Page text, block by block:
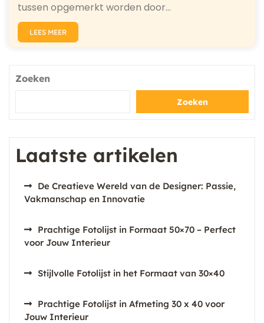
tussen opgemerkt worden door…
LEES MEER
Zoeken
Zoeken
Laatste artikelen
De Creatieve Wereld van de Designer: Passie,
Vakmanschap en Innovatie
Prachtige Fotolijst in Formaat 50×70 – Perfect
voor Jouw Interieur
Stijlvolle Fotolijst in het Formaat van 30×40
Prachtige Fotolijst in Afmeting 30 x 40 voor
Jouw Interieur